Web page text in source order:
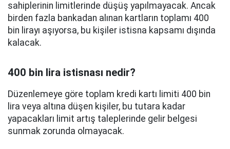
sahiplerinin limitlerinde düşüş yapılmayacak. Ancak
birden fazla bankadan alınan kartların toplamı 400
bin lirayı aşıyorsa, bu kişiler istisna kapsamı dışında
kalacak.
400 bin lira istisnası nedir?
Düzenlemeye göre toplam kredi kartı limiti 400 bin
lira veya altına düşen kişiler, bu tutara kadar
yapacakları limit artış taleplerinde gelir belgesi
sunmak zorunda olmayacak.